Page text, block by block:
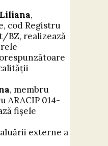
,
cod Registru
BZ, realizează
, membru
ARACIP 014-
fișele
externe a